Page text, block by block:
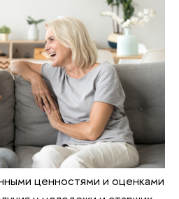
ценностями и оценками